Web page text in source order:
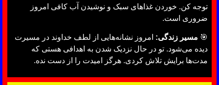
توجه کن. خوردن غذاهای سبک و نوشیدن آب کافی امروز
ضروری است.
🎯 مسیر زندگی: امروز نشانه‌هایی از لطف خداوند در مسیرت
دیده می‌شود. تو در حال نزدیک شدن به اهدافی هستی که
مدت‌ها برایش تلاش کردی. هرگز امیدت را از دست نده.